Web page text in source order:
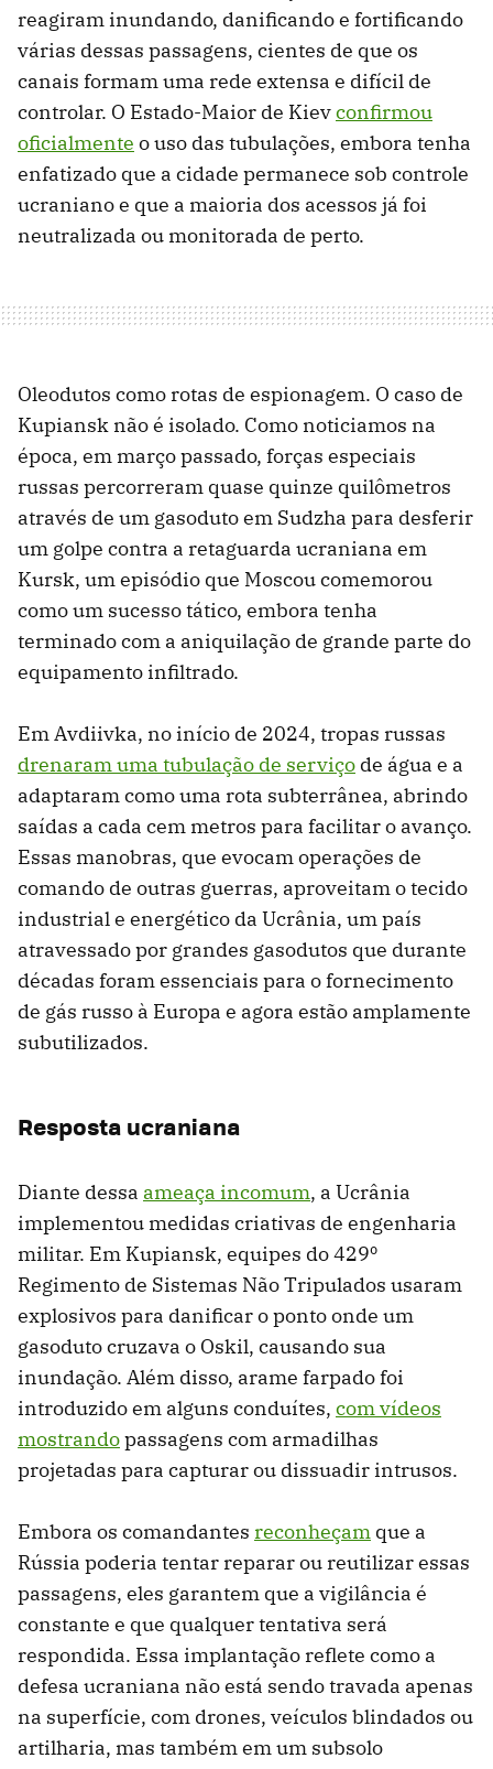
reagiram inundando, danificando e fortificando
várias dessas passagens, cientes de que os
canais formam uma rede extensa e difícil de
controlar. O Estado-Maior de Kievconfirmou
oficialmente o uso das tubulações, embora tenha
enfatizado que a cidade permanece sob controle
ucraniano e que a maioria dos acessos já foi
neutralizada ou monitorada de perto.
Oleodutos como rotas de espionagem. O caso de
Kupiansk não é isolado. Como noticiamos na
época, em março passado, forças especiais
russas percorreram quase quinze quilômetros
através de um gasoduto em Sudzha para desferir
um golpe contra a retaguarda ucraniana em
Kursk, um episódio que Moscou comemorou
como um sucesso tático, embora tenha
terminado com a aniquilação de grande parte do
equipamento infiltrado.
Em Avdiivka, no início de 2024, tropas russas
drenaram uma tubulação de serviço de água e a
adaptaram como uma rota subterrânea, abrindo
saídas a cada cem metros para facilitar o avanço.
Essas manobras, que evocam operações de
comando de outras guerras, aproveitam o tecido
industrial e energético da Ucrânia, um país
atravessado por grandes gasodutos que durante
décadas foram essenciais para o fornecimento
de gás russo à Europa e agora estão amplamente
subutilizados.
Resposta ucraniana
Diante dessa ameaça incomum, a Ucrânia
implementou medidas criativas de engenharia
militar. Em Kupiansk, equipes do 429º
Regimento de Sistemas Não Tripulados usaram
explosivos para danificar o ponto onde um
gasoduto cruzava o Oskil, causando sua
inundação. Além disso, arame farpado foi
introduzido em alguns conduítes, com vídeos
mostrandopassagens com armadilhas
projetadas para capturar ou dissuadir intrusos.
Embora os comandantes reconheçam que a
Rússia poderia tentar reparar ou reutilizar essas
passagens, eles garantem que a vigilância é
constante e que qualquer tentativa será
respondida. Essa implantação reflete como a
defesa ucraniana não está sendo travada apenas
na superfície, com drones, veículos blindados ou
artilharia, mas também em um subsolo